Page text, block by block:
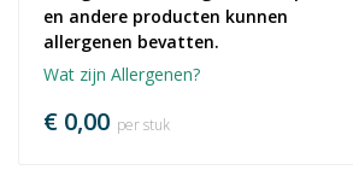
en andere producten kunnen
allergenen bevatten.
Wat zijn Allergenen?
€ 0,00 per stuk